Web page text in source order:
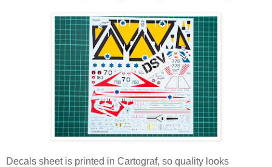
Decals sheet is printed in Cartograf, so quality looks